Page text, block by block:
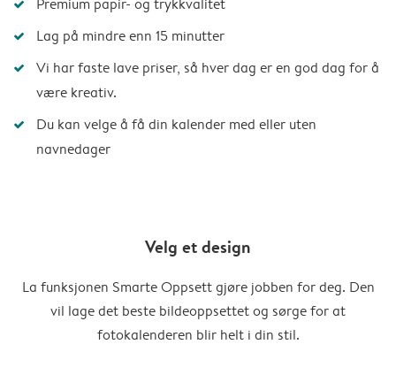
Premium papir- og trykkvalitet
Lag på mindre enn 15 minutter
Vi har faste lave priser, så hver dag er en god dag for å
være kreativ.
Du kan velge å få din kalender med eller uten
navnedager
Velg et design
La funksjonen Smarte Oppsett gjøre jobben for deg. Den
vil lage det beste bildeoppsettet og sørge for at
fotokalenderen blir helt i din stil.